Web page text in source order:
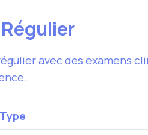
avec des examens
Type